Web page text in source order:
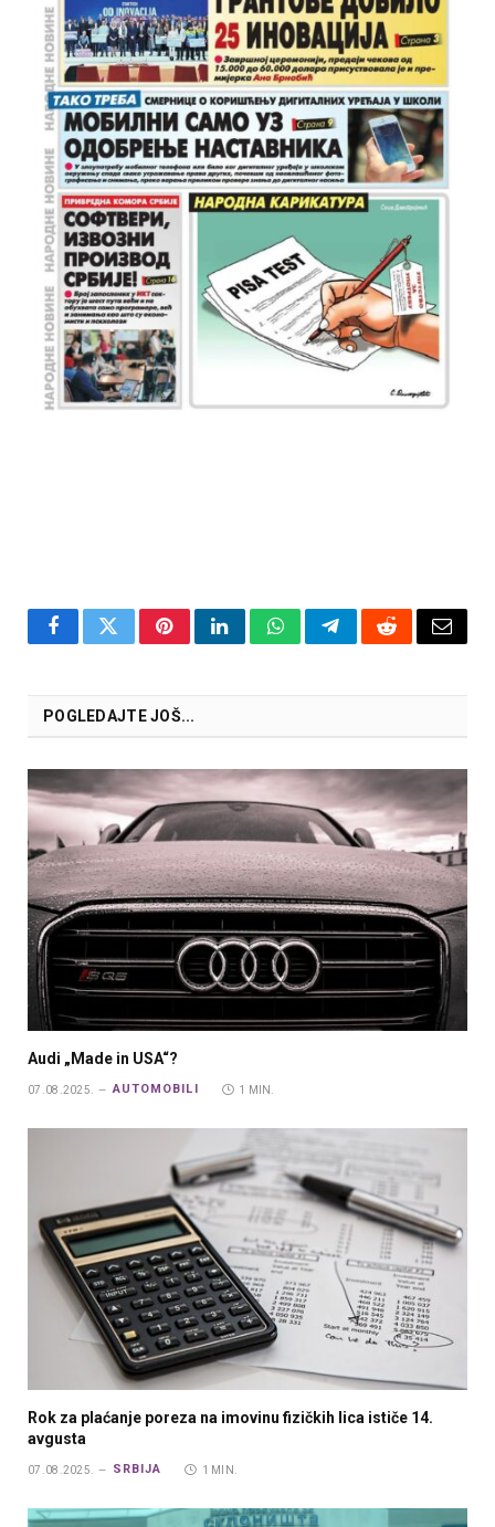
FacebookTwitterPinterestLinkedInWhatsAppTelegramRedditEmail
POGLEDAJTE JOŠ...
Audi „Made in USA“?
07.08.2025. AUTOMOBILI 1 MIN.
Rok za plaćanje poreza na imovinu fizičkih lica ističe 14.
avgusta
07.08.2025. SRBIJA 1 MIN.